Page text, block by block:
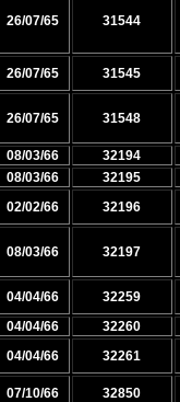
26/07/65 31544
26/07/65 31545
26/07/65 31548
08/03/66
32194
08/03/66
32195
02/02/66 32196
08/03/66 32197
04/04/66
32259
04/04/66
32260
04/04/66 32261
07/10/66
32850